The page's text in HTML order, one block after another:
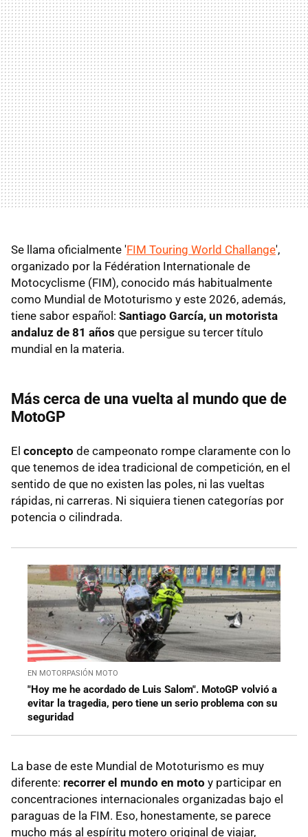
Se llama oficialmente 'FIM Touring World Challange',
organizado por la Fédération Internationale de
Motocyclisme (FIM), conocido más habitualmente
como Mundial de Mototurismo y este 2026, además,
tiene sabor español: Santiago García, un motorista
andaluz de 81 años que persigue su tercer título
mundial en la materia.
Más cerca de una vuelta al mundo que de
MotoGP
El concepto de campeonato rompe claramente con lo
que tenemos de idea tradicional de competición, en el
sentido de que no existen las poles, ni las vueltas
rápidas, ni carreras. Ni siquiera tienen categorías por
potencia o cilindrada.
EN MOTORPASIÓN MOTO
"Hoy me he acordado de Luis Salom". MotoGP volvió a
evitar la tragedia, pero tiene un serio problema con su
seguridad
La base de este Mundial de Mototurismo es muy
diferente: recorrer el mundo en moto y participar en
concentraciones internacionales organizadas bajo el
paraguas de la FIM. Eso, honestamente, se parece
mucho más al espíritu motero original de viajar,